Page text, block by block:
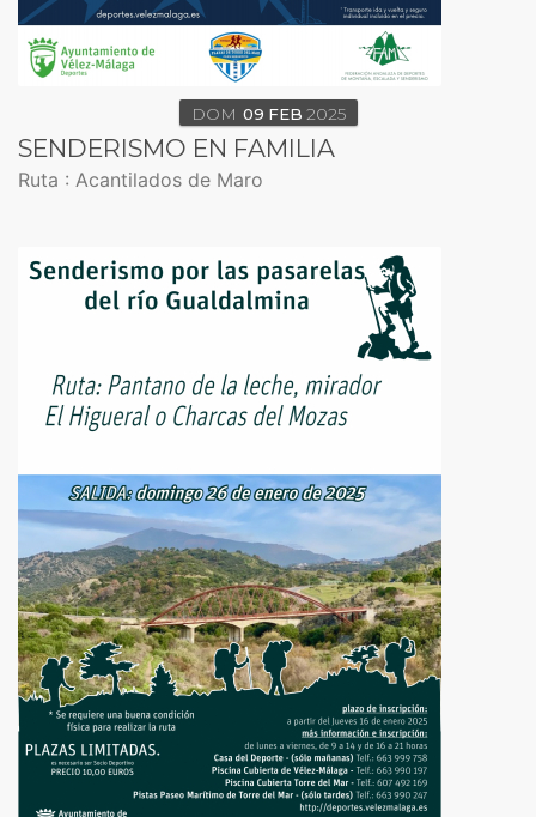
DOM 09 FEB 2025
SENDERISMO EN FAMILIA
Ruta : Acantilados de Maro